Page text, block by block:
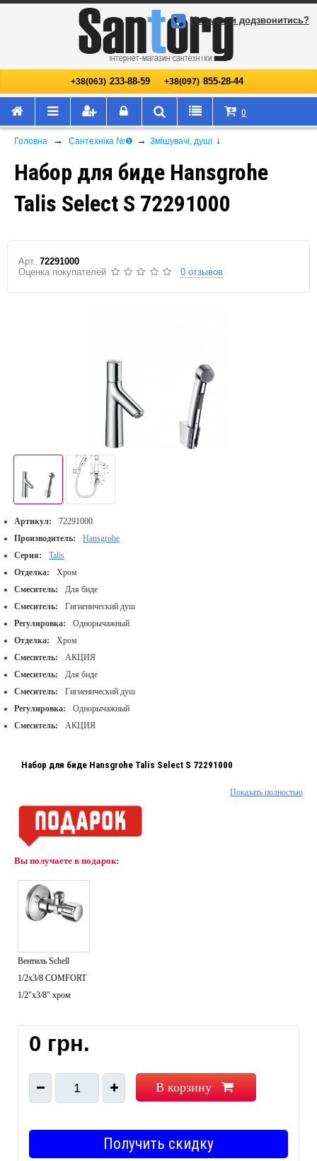
+38(063) 233-88-59 +38(097) 855-28-44
Не змогли додзвонитись?
0
Головна → Сантехніка №❶ → Змішувачі, душі ↓
Набор для биде Hansgrohe
Talis Select S 72291000
Арт. 72291000
Оценка покупателей
0 отзывов
Артикул:
72291000
Производитель:
Hansgrohe
Серия:
Talis
Отделка:
Хром
Смеситель:
Для биде
Смеситель:
Гигиенический душ
Регулировка:
Однорычажный
Отделка:
Хром
Смеситель:
АКЦИЯ
Смеситель:
Для биде
Смеситель:
Гигиенический душ
Регулировка:
Однорычажный
Смеситель:
АКЦИЯ
Набор для биде Hansgrohe Talis Select S 72291000
расход воды: 5 л/мин
сливной клапан Push-Open (управление с помощью пробки, для раковин
с переливом)
подходит для проточных водонагревателей
Показать полностью
Вы получаете в подарок:
Вентиль Schell
1/2х3/8 COMFORT
1/2"х3/8" хром
0 грн.
1 В корзину
Получить скидку